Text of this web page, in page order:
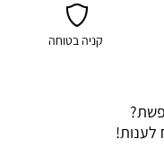
קניה בטוחה
לענות!